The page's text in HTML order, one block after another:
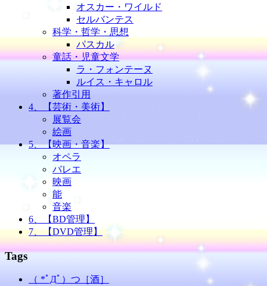
オスカー・ワイルド
セルバンテス
科学・哲学・思想
パスカル
童話・児童文学
ラ・フォンテーヌ
ルイス・キャロル
著作引用
4、【芸術・美術】
展覧会
絵画
5、【映画・音楽】
オペラ
バレエ
映画
能
音楽
6、【BD管理】
7、【DVD管理】
Tags
（ *ﾟДﾟ）つ［酒］